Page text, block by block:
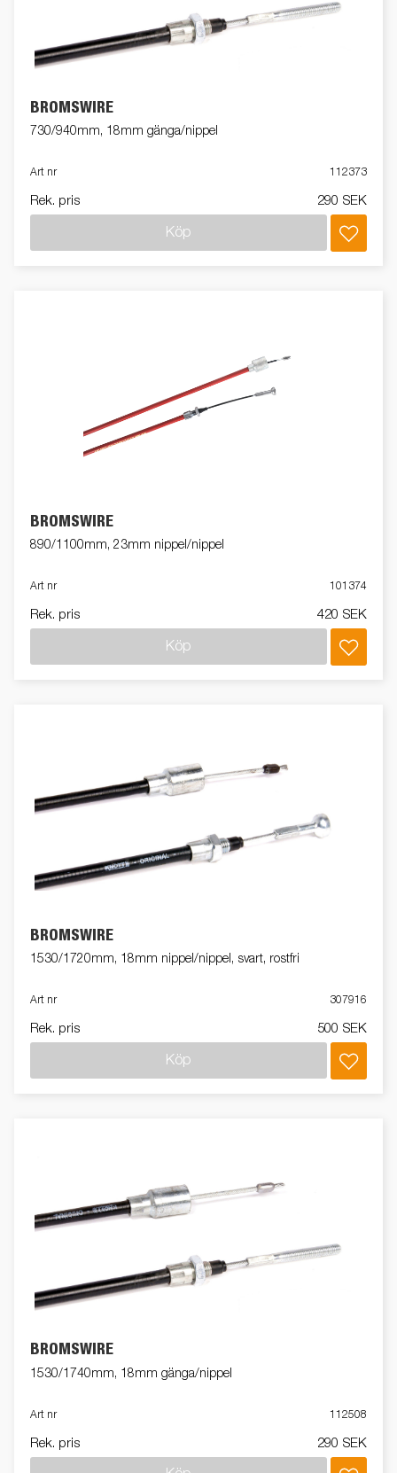
BROMSWIRE
730/940mm, 18mm gänga/nippel
Art nr 112373
Rek. pris 290 SEK
Köp
BROMSWIRE
890/1100mm, 23mm nippel/nippel
Art nr 101374
Rek. pris 420 SEK
Köp
BROMSWIRE
1530/1720mm, 18mm nippel/nippel, svart, rostfri
Art nr 307916
Rek. pris 500 SEK
Köp
BROMSWIRE
1530/1740mm, 18mm gänga/nippel
Art nr 112508
Rek. pris 290 SEK